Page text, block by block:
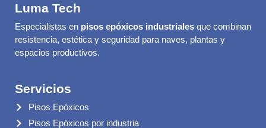
Luma Tech
Especialistas en pisos epóxicos industriales que combinan
resistencia, estética y seguridad para naves, plantas y
espacios productivos.
Servicios
Pisos Epóxicos
Pisos Epóxicos por industria